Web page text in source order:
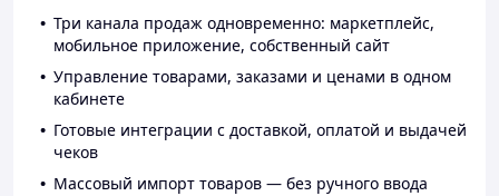
Три канала продаж одновременно: маркетплейс,
мобильное приложение, собственный сайт
Управление товарами, заказами и ценами в одном
кабинете
Готовые интеграции с доставкой, оплатой и выдачей
чеков
Массовый импорт товаров — без ручного ввода